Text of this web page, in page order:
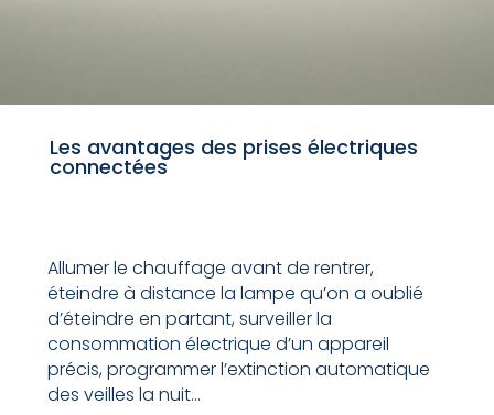
Les avantages des prises électriques
connectées
Allumer le chauffage avant de rentrer,
éteindre à distance la lampe qu’on a oublié
d’éteindre en partant, surveiller la
consommation électrique d’un appareil
précis, programmer l’extinction automatique
des veilles la nuit…